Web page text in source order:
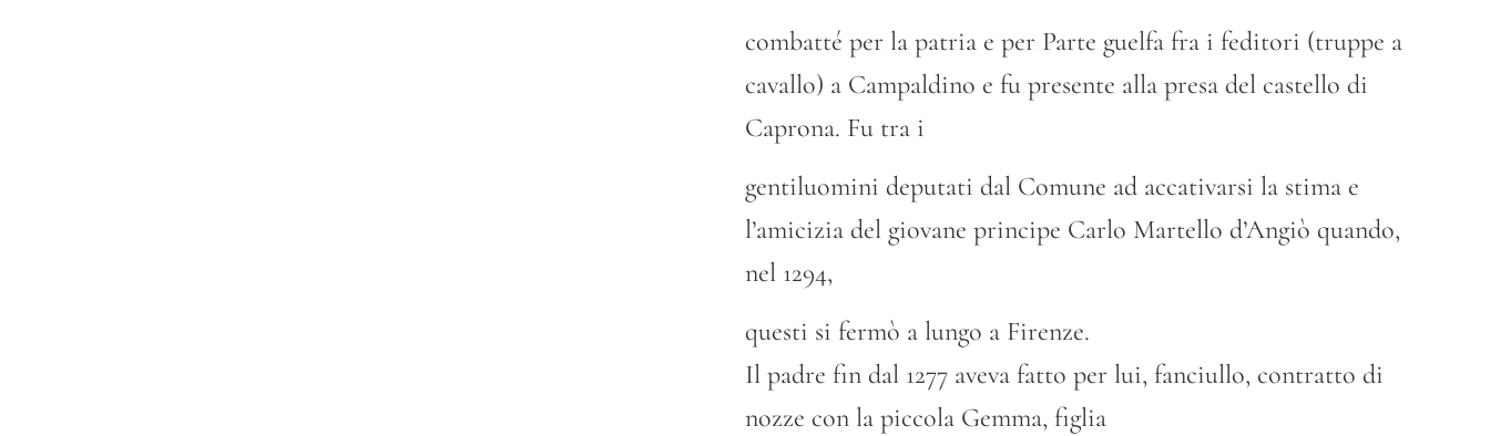
combatté per la patria e per Parte guelfa fra i feditori (truppe a
cavallo) a Campaldino e fu presente alla presa del castello di
Caprona. Fu tra i
gentiluomini deputati dal Comune ad accativarsi la stima e
l’amicizia del giovane principe Carlo Martello d’Angiò quando,
nel 1294,
questi si fermò a lungo a Firenze.
Il padre fin dal 1277 aveva fatto per lui, fanciullo, contratto di
nozze con la piccola Gemma, figlia